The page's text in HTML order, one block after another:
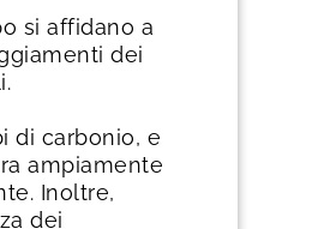
si affidano a
dei
di carbonio, e
ampiamente
Inoltre,
dei